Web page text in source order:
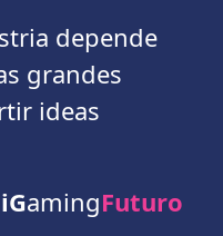
depende
grandes
ideas
iGamingFuturo